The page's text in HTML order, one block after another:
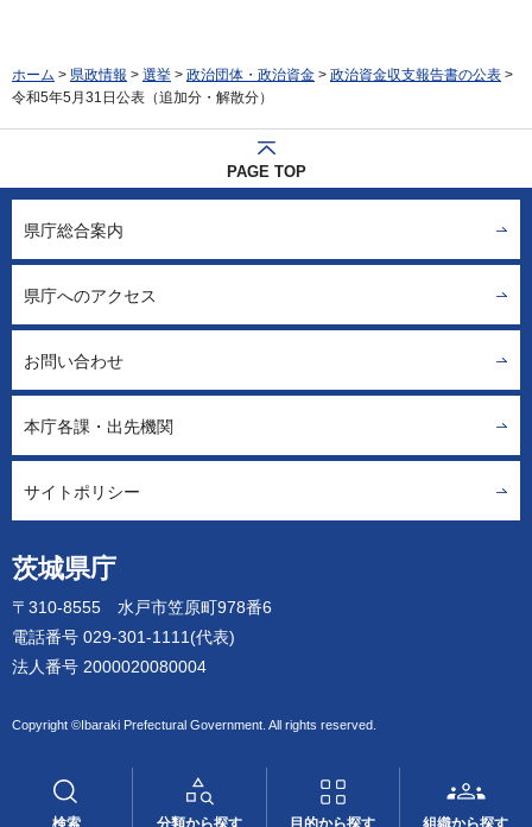
検索 分類から探す 目的から探す 組織から探す
ホーム > 県政情報 > 選挙 > 政治団体・政治資金 > 政治資金収支報告書の公表 >
令和5年5月31日公表（追加分・解散分）
PAGE TOP
茨城県庁
〒310-8555 水戸市笠原町978番6
電話番号 029-301-1111(代表)
法人番号 2000020080004
Copyright ©Ibaraki Prefectural Government. All rights reserved.
県庁総合案内
県庁へのアクセス
お問い合わせ
本庁各課・出先機関
サイトポリシー